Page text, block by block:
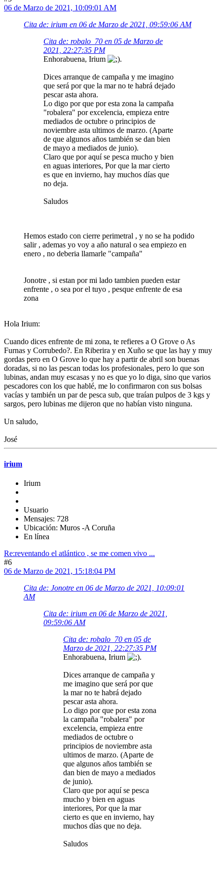
06 de Marzo de 2021, 10:09:01 AM
Cita de: irium en 06 de Marzo de 2021, 09:59:06 AM
Cita de: robalo_70 en 05 de Marzo de
2021, 22:27:35 PM
Enhorabuena, Irium
.
Dices arranque de campaña y me imagino
que será por que la mar no te habrá dejado
pescar asta ahora.
Lo digo por que por esta zona la campaña
"robalera" por excelencia, empieza entre
mediados de octubre o principios de
noviembre asta ultimos de marzo. (Aparte
de que algunos años también se dan bien
de mayo a mediados de junio).
Claro que por aquí se pesca mucho y bien
en aguas interiores, Por que la mar cierto
es que en invierno, hay muchos días que
no deja.
Saludos
Hemos estado con cierre perimetral , y no se ha podido
salir , ademas yo voy a año natural o sea empiezo en
enero , no deberia llamarle "campaña"
Jonotre , si estan por mi lado tambien pueden estar
enfrente , o sea por el tuyo , pesque enfrente de esa
zona
Hola Irium:
Cuando dices enfrente de mi zona, te refieres a O Grove o As
Furnas y Corrubedo?. En Riberira y en Xuño se que las hay y muy
gordas pero en O Grove lo que hay a partir de abril son buenas
doradas, si no las pescan todas los profesionales, pero lo que son
lubinas, andan muy escasas y no es que yo lo diga, sino que varios
pescadores con los que hablé, me lo confirmaron con sus bolsas
vacías y también un par de pesca sub, que traían pulpos de 3 kgs y
sargos, pero lubinas me dijeron que no habían visto ninguna.
Un saludo,
José
irium
Irium
Usuario
Mensajes: 728
Ubicación: Muros -A Coruña
En línea
Re:reventando el atlántico , se me comen vivo ...
#6
06 de Marzo de 2021, 15:18:04 PM
Cita de: Jonotre en 06 de Marzo de 2021, 10:09:01
AM
Cita de: irium en 06 de Marzo de 2021,
09:59:06 AM
Cita de: robalo_70 en 05 de
Marzo de 2021, 22:27:35 PM
Enhorabuena, Irium
.
Dices arranque de campaña y
me imagino que será por que
la mar no te habrá dejado
pescar asta ahora.
Lo digo por que por esta zona
la campaña "robalera" por
excelencia, empieza entre
mediados de octubre o
principios de noviembre asta
ultimos de marzo. (Aparte de
que algunos años también se
dan bien de mayo a mediados
de junio).
Claro que por aquí se pesca
mucho y bien en aguas
interiores, Por que la mar
cierto es que en invierno, hay
muchos días que no deja.
Saludos